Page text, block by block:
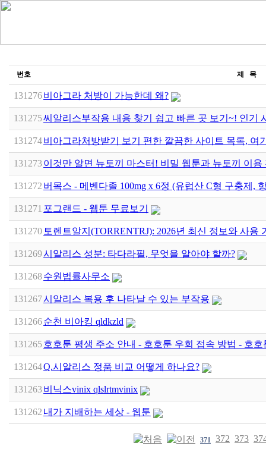
번호 제 목
131276비아그라 처방이 가능한데 왜?
131275씨알리스부작용 내용 찾기 쉽고 빠른 곳 보기~! 인기
131274비아그라처방받기 보기 편한 깔끔한 사이트 목록, 여
131273이것만 알면 뉴토끼 마스터! 비밀 웹툰과 뉴토끼 이
131272 버목스 - 메벤다졸 100mg x 6정 (유럽산 C형 구충제,
131271 포그랜드 - 웹툰 무료보기
131270 토렌트알지(TORRENTRJ): 2026년 최신 정보와 사용
131269시알리스 성분: 타다라필, 무엇을 알아야 할까?
131268수원법률사무소
131267시알리스 복용 후 나타날 수 있는 부작용
131266순천 비아킹 qldkzld
131265호호툰 평생 주소 안내 - 호호툰 우회 접속 방법 - 호
131264Q.시알리스 정품 비교 어떻게 하나요?
131263비닉스vinix qlslrtmvinix
131262 내가 지배하는 세상 - 웹툰
371 372 373